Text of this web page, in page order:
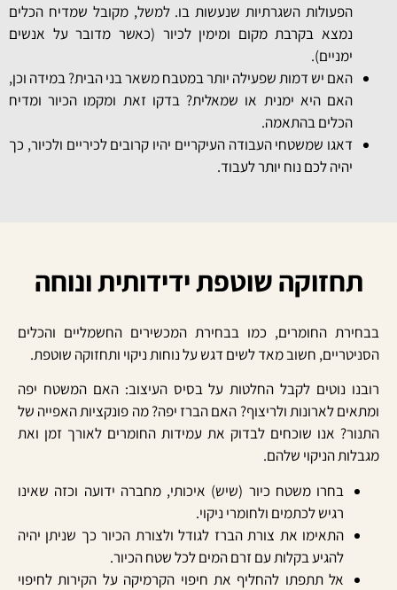
הפעולות השגרתיות שנעשות בו. למשל, מקובל שמדיח הכלים
נמצא בקרבת מקום ומימין לכיור (כאשר מדובר על אנשים
ימניים).
האם יש דמות שפעילה יותר במטבח משאר בני הבית? במידה וכן,
האם היא ימנית או שמאלית? בדקו זאת ומקמו הכיור ומדיח
הכלים בהתאמה.
דאגו שמשטחי העבודה העיקריים יהיו קרובים לכיריים ולכיור, כך
יהיה לכם נוח יותר לעבוד.
תחזוקה שוטפת ידידותית ונוחה
בבחירת החומרים, כמו בבחירת המכשירים החשמליים והכלים
הסניטריים, חשוב מאד לשים דגש על נוחות ניקוי ותחזוקה שוטפת.
רובנו נוטים לקבל החלטות על בסיס העיצוב: האם המשטח יפה
ומתאים לארונות ולריצוף? האם הברז יפה? מה פונקציות האפייה של
התנור? אנו שוכחים לבדוק את עמידות החומרים לאורך זמן ואת
מגבלות הניקוי שלהם.
בחרו משטח כיור (שיש) איכותי, מחברה ידועה וכזה שאינו
רגיש לכתמים ולחומרי ניקוי.
התאימו את צורת הברז לגודל ולצורת הכיורכך שניתן יהיה
להגיע בקלות עם זרם המים לכל שטח הכיור.
אל תתפתו להחליף את חיפוי הקרמיקה על הקירות לחיפוי